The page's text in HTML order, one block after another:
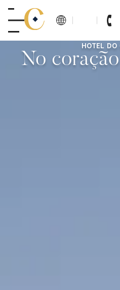
HOTEL DO
No